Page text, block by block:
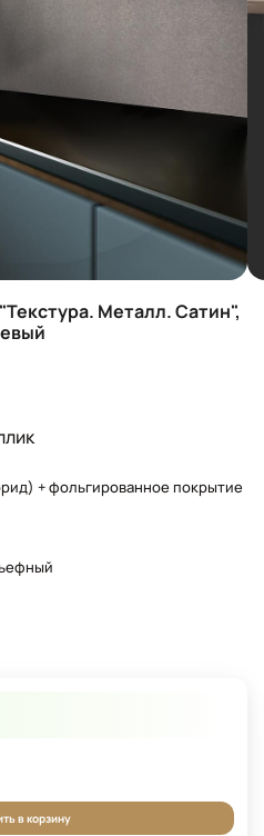
Металл. Сатин",
+ фольгированное покрытие
в корзину